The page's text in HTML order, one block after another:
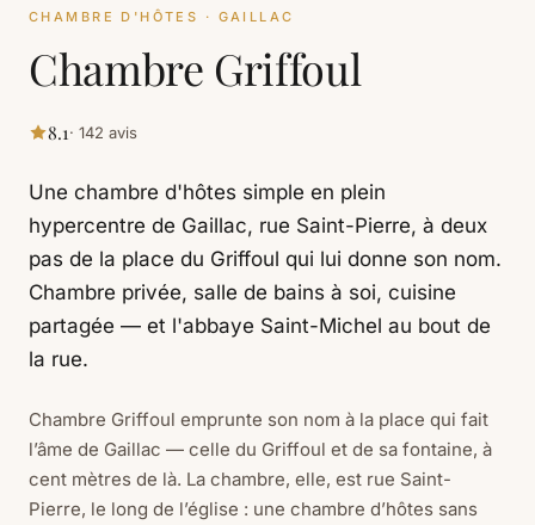
CHAMBRE D'HÔTES · GAILLAC
Chambre Griffoul
8.1· 142 avis
Une chambre d'hôtes simple en plein
hypercentre de Gaillac, rue Saint-Pierre, à deux
pas de la place du Griffoul qui lui donne son nom.
Chambre privée, salle de bains à soi, cuisine
partagée — et l'abbaye Saint-Michel au bout de
la rue.
Chambre Griffoul emprunte son nom à la place qui fait
l’âme de Gaillac — celle du Griffoul et de sa fontaine, à
cent mètres de là. La chambre, elle, est rue Saint-
Pierre, le long de l’église : une chambre d’hôtes sans